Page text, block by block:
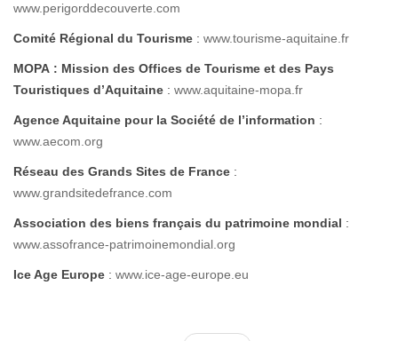
www.perigorddecouverte.com
Comité Régional du Tourisme : www.tourisme-aquitaine.fr
MOPA : Mission des Offices de Tourisme et des Pays
Touristiques d’Aquitaine : www.aquitaine-mopa.fr
Agence Aquitaine pour la Société de l’information :
www.aecom.org
Réseau des Grands Sites de France :
www.grandsitedefrance.com
Association des biens français du patrimoine mondial :
www.assofrance-patrimoinemondial.org
Ice Age Europe : www.ice-age-europe.eu